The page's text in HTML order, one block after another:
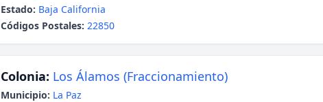
Estado: Baja California
Códigos Postales: 22850
Colonia: Los Álamos (Fraccionamiento)
Municipio: La Paz